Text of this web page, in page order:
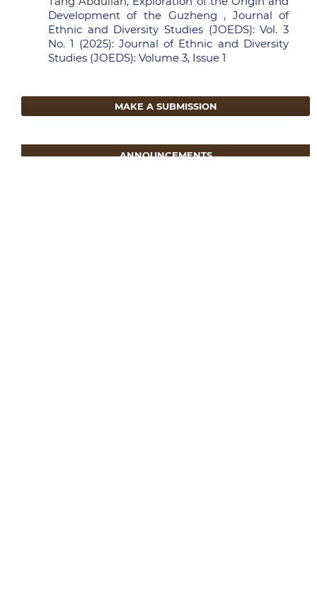
Development of the Guzheng , Journal of
Ethnic and Diversity Studies (JOEDS): Vol. 3
No. 1 (2025): Journal of Ethnic and Diversity
Studies (JOEDS): Volume 3, Issue 1
MAKE A SUBMISSION
ANNOUNCEMENTS